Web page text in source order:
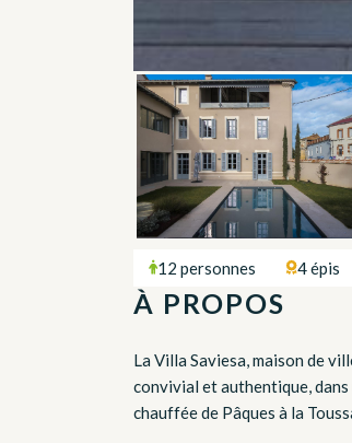
12 personnes 4 épis
À PROPOS
La Villa Saviesa, maison de
convivial et authentique,
chauffée de Pâques à la